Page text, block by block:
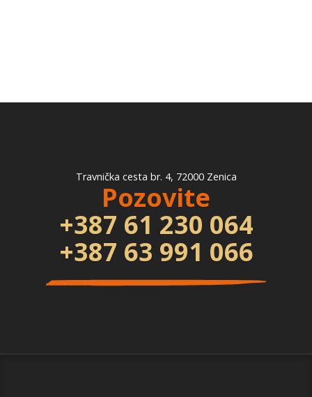
Travnička cesta br. 4, 72000 Zenica
Pozovite
+387 61 230 064
+387 63 991 066